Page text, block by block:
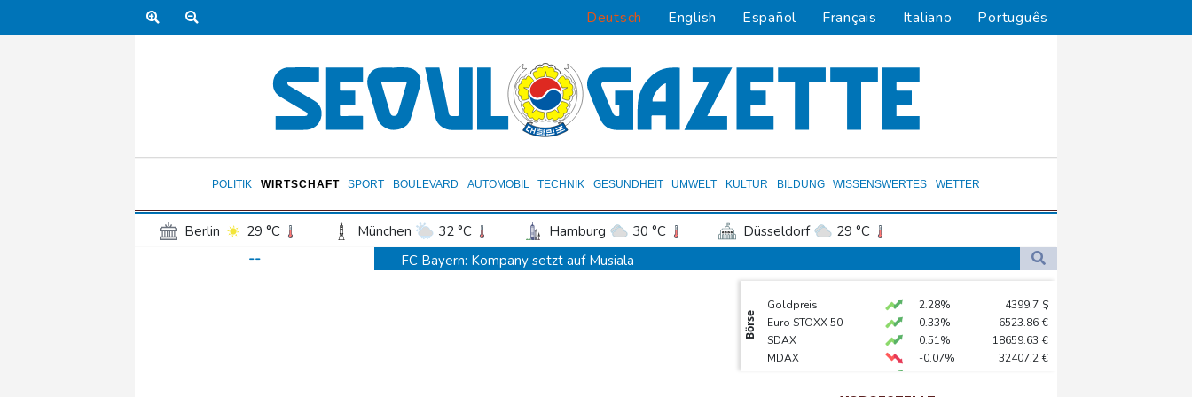
Deutsch English Español Français Italiano Português
POLITIK WIRTSCHAFT SPORT BOULEVARD AUTOMOBIL TECHNIK GESUNDHEIT UMWELT KULTUR BILDUNG WISSENSWERTES WETTER
Berlin 29 °C München 32 °C Hamburg 30 °C Düsseldorf
29 °C
Frankfurt am Main
Potsdam 29 °C Leipzig
Bremen
Wien
30 °C
--
FC Bayern: Kompany setzt auf Musiala
Verdacht auf illegales Rennen: Zwei Tote nach Motorrad-Unfall in Köln
Im EM-Becken: Berkhahn sieht "nicht viele Medaillenchancen"
Waldbrand in Kanada: Notstand in British Columbia ausgerufen - 20.000 Menschen evakuiert
Börse
Goldpreis 2.28% 4399.7 $
Euro STOXX 50
0.33% 6523.86 €
SDAX
0.51% 18659.63 €
MDAX
-0.07% 32407.2 €
DAX
0.68%